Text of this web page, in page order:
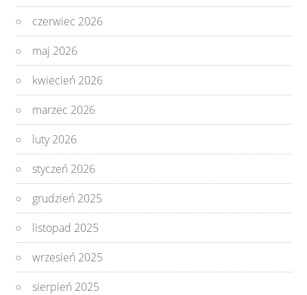
czerwiec 2026
maj 2026
kwiecień 2026
marzec 2026
luty 2026
styczeń 2026
grudzień 2025
listopad 2025
wrzesień 2025
sierpień 2025